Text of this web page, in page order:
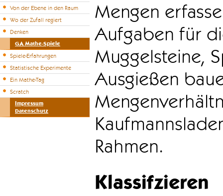
Von der Ebene in den Raum
Wo der Zufall regiert
Denken
GA Mathe-Spiele
Spiele-Erfahrungen
Statistische Experimente
Ein Mathe-Tag
Scratch
Impressum
Datenschutz
Mengen
Aufgaben für
Muggelsteine,
Ausgießen
Rahmen.
Klassifzieren